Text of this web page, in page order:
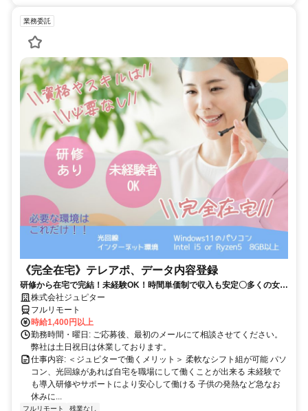
業務委託
《完全在宅》テレアポ、データ内容登録
研修から在宅で完結！未経験OK！時間単価制で収入も安定〇多くの女性
の方が活躍中！隙間時間有効活用！
株式会社ジュピター
フルリモート
時給1,400円以上
勤務時間・曜日: ご応募後、最初のメールにて相談させてください。
弊社は土日祝日は休業しております。
仕事内容: ＜ジュピターで働くメリット＞ 柔軟なシフト組が可能 パソ
コン、光回線があれば自宅を職場にして働くことが出来る 未経験で
も導入研修やサポートにより安心して働ける 子供の発熱など急なお
休みに...
フルリモート 残業なし